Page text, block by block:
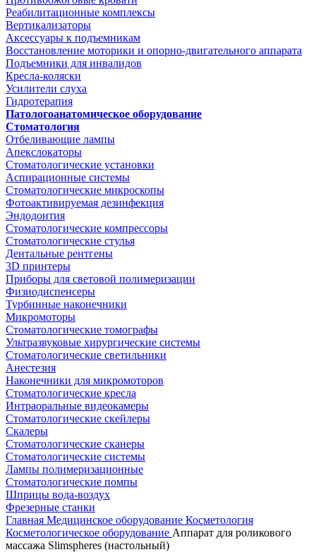
Реабилитационные комплексы
Вертикализаторы
Аксессуары к подъемникам
Восстановление моторики и опорно-двигательного аппарата
Подъемники для инвалидов
Кресла-коляски
Усилители слуха
Гидротерапия
Патологоанатомическое оборудование
Стоматология
Отбеливающие лампы
Апекслокаторы
Стоматологические установки
Аспирационные системы
Стоматологические микроскопы
Фотоактивируемая дезинфекция
Эндодонтия
Стоматологические компрессоры
Стоматологические стулья
Дентальные рентгены
3D принтеры
Приборы для световой полимеризации
Физиодиспенсеры
Турбинные наконечники
Микромоторы
Стоматологические томографы
Ультразвуковые хирургические системы
Стоматологические светильники
Анестезия
Наконечники для микромоторов
Стоматологические кресла
Интраоральные видеокамеры
Стоматологические скейлеры
Скалеры
Стоматологические сканеры
Стоматологические системы
Лампы полимеризационные
Стоматологические помпы
Шприцы вода-воздух
Фрезерные станки
Главная Медицинское оборудование Косметология
Косметологическое оборудование Аппарат для роликового
массажа Slimspheres (настольный)